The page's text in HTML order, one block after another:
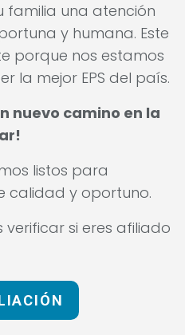
familia una atención
y humana. Este
porque nos estamos
la mejor EPS del país.
nuevo camino en la
listos para
calidad y oportuno.
si eres afiliado